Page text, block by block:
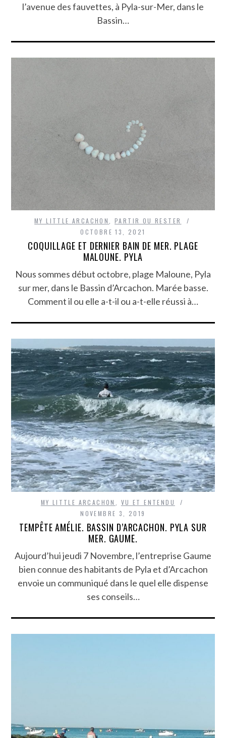
l’avenue des fauvettes, à Pyla-sur-Mer, dans le
Bassin…
MY LITTLE ARCACHON ,PARTIR OU RESTER
OCTOBRE 13, 2021
COQUILLAGE ET DERNIER BAIN DE MER. PLAGE
MALOUNE. PYLA
Nous sommes début octobre, plage Maloune, Pyla
sur mer, dans le Bassin d’Arcachon. Marée basse.
Comment il ou elle a-t-il ou a-t-elle réussi à…
MY LITTLE ARCACHON
VU ET ENTENDU
NOVEMBRE 3, 2019
TEMPÊTE AMÉLIE. BASSIN D’ARCACHON. PYLA SUR
MER. GAUME.
Aujourd’hui jeudi 7 Novembre, l’entreprise Gaume
bien connue des habitants de Pyla et d’Arcachon
envoie un communiqué dans le quel elle dispense
ses conseils…